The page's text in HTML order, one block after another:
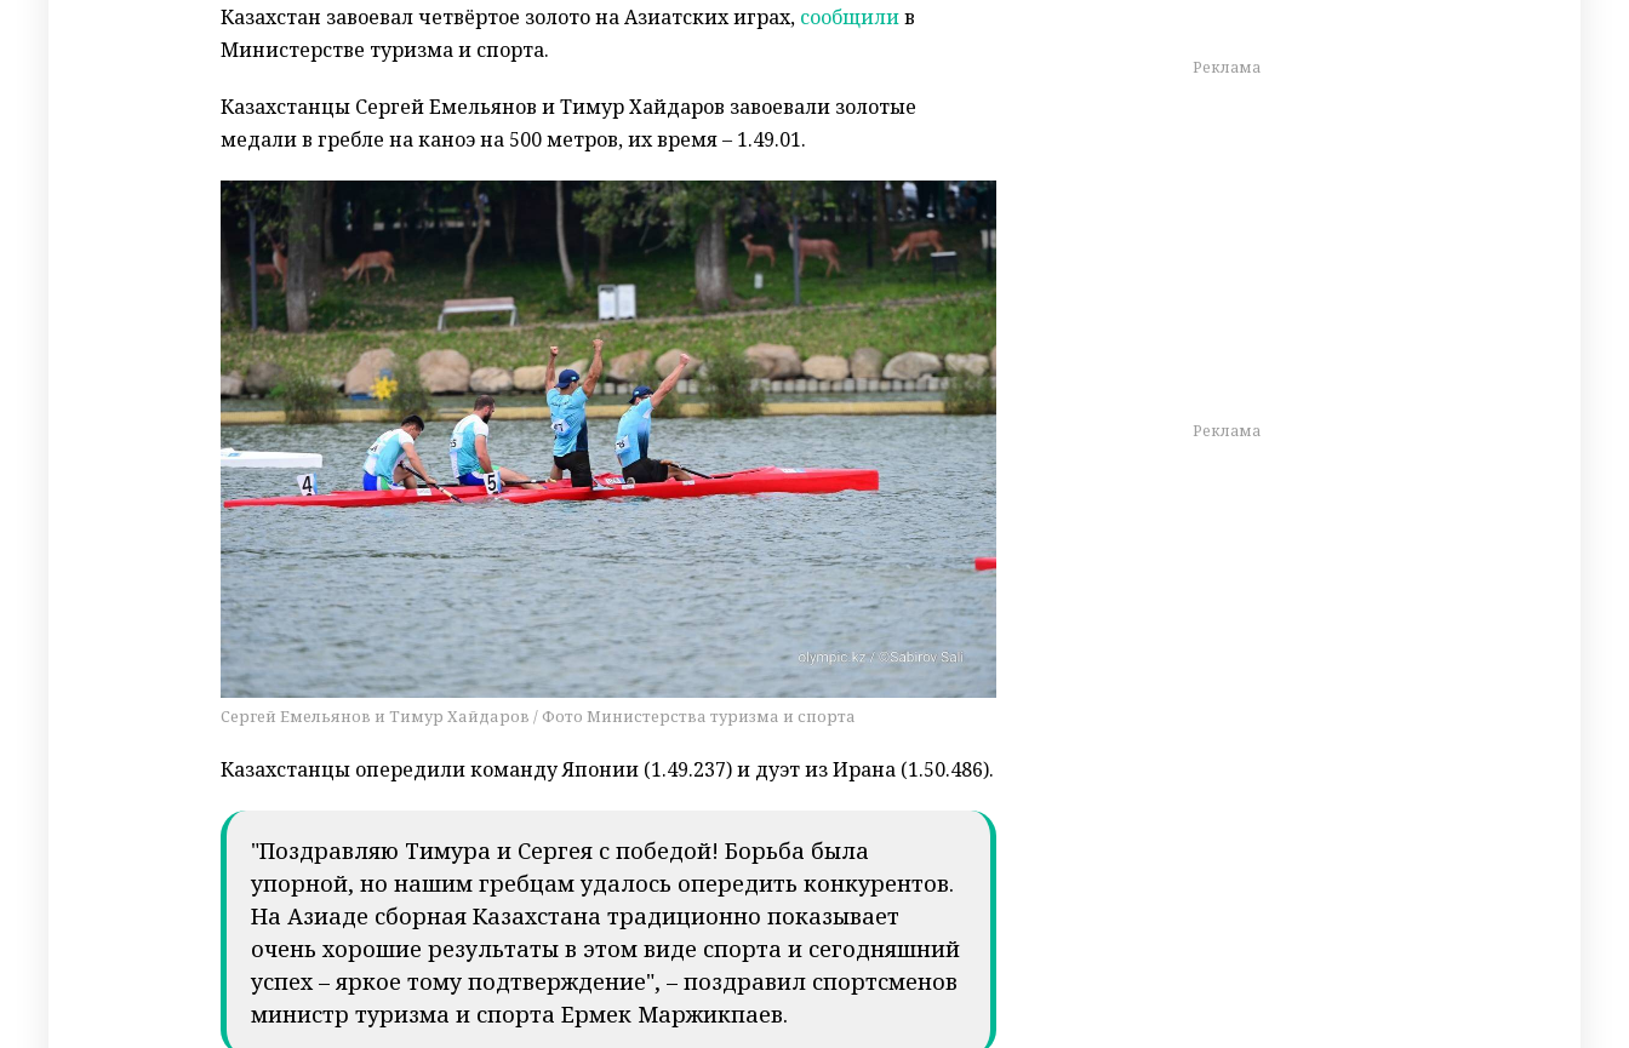
Казахстан завоевал четвёртое золото на Азиатских играх, сообщилив
Министерстве туризма и спорта.
Казахстанцы Сергей Емельянов и Тимур Хайдаров завоевали золотые
медали в гребле на каноэ на 500 метров, их время – 1.49.01.
Сергей Емельянов и Тимур Хайдаров / Фото Министерства туризма и спорта
Казахстанцы опередили команду Японии (1.49.237) и дуэт из Ирана (1.50.486).
"Поздравляю Тимура и Сергея с победой! Борьба была
упорной, но нашим гребцам удалось опередить конкурентов.
На Азиаде сборная Казахстана традиционно показывает
очень хорошие результаты в этом виде спорта и сегодняшний
успех – яркое тому подтверждение", – поздравил спортсменов
министр туризма и спорта Ермек Маржикпаев.